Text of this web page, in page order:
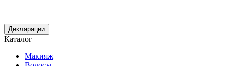
Декларации
Каталог
Макияж